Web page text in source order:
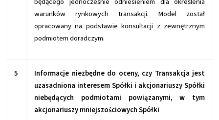
warunków rynkowych transakcji. Model został
opracowany na podstawie konsultacji z zewnętrznym
podmiotem doradczym.
5
Informacje niezbędne do oceny, czy Transakcja jest
uzasadniona interesem Spółki i akcjonariuszy Spółki
niebędących podmiotami powiązanymi, w tym
akcjonariuszy mniejszościowych Spółki